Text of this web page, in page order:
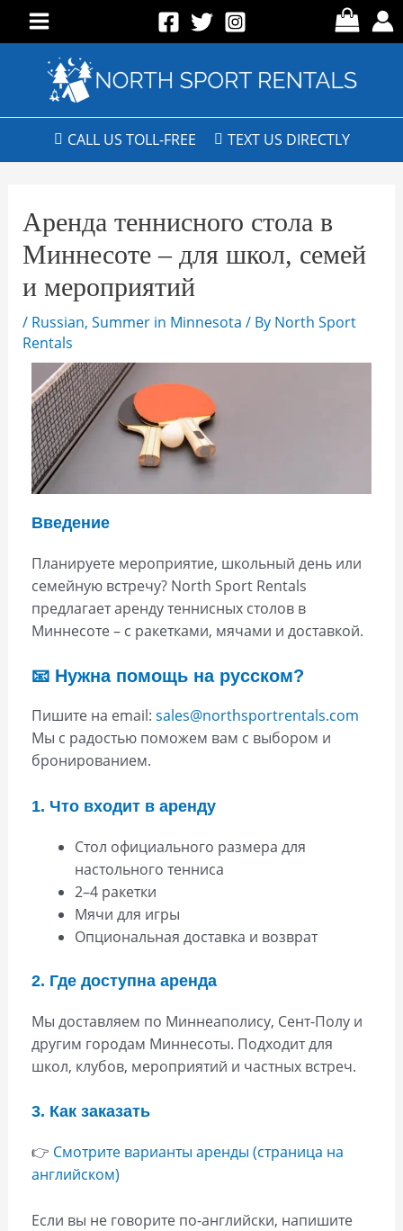
CALL US TOLL-FREE TEXT US DIRECTLY
Аренда теннисного стола в
Миннесоте – для школ, семей
и мероприятий
/ Russian, Summer in Minnesota / By North Sport
Rentals
Введение
Планируете мероприятие, школьный день или
семейную встречу? North Sport Rentals
предлагает аренду теннисных столов в
Миннесоте – с ракетками, мячами и доставкой.
📧 Нужна помощь на русском?
Пишите на email: sales@northsportrentals.com
Мы с радостью поможем вам с выбором и
бронированием.
1. Что входит в аренду
Стол официального размера для
настольного тенниса
2–4 ракетки
Мячи для игры
Опциональная доставка и возврат
2. Где доступна аренда
Мы доставляем по Миннеаполису, Сент-Полу и
другим городам Миннесоты. Подходит для
школ, клубов, мероприятий и частных встреч.
3. Как заказать
👉 Смотрите варианты аренды (страница на
английском)
Если вы не говорите по-английски, напишите